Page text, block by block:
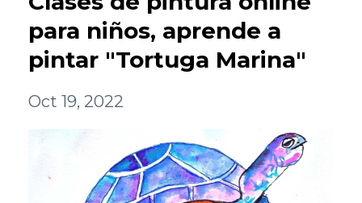
para niños, aprende a
pintar "Tortuga Marina"
Oct 19, 2022